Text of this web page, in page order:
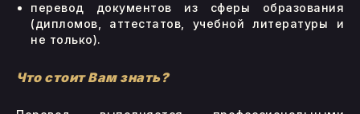
перевод документов из сферы образования
(дипломов, аттестатов, учебной литературы и
не только).
Что стоит Вам знать?